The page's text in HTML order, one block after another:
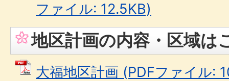
ファイル: 12.5KB)
地区計画の内容・区域は
大福地区計画 (PDFファイル: